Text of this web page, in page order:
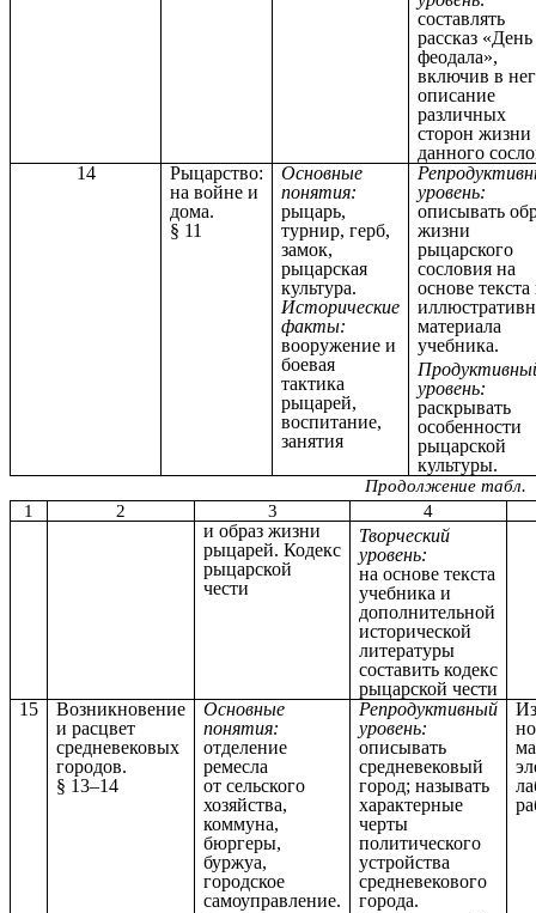
составлять
рассказ «День
феодала»,
включив в
описание
различных
сторон жизни
данного
14
Рыцарство:
на войне и
дома.
§ 11
Основные
понятия:
рыцарь,
турнир, герб,
замок,
рыцарская
культура.
Исторические
факты:
вооружение и
боевая
тактика
рыцарей,
воспитание,
занятия
уровень:
описывать
жизни
рыцарского
сословия на
основе текста
материала
учебника.
уровень:
раскрывать
особенности
рыцарской
культуры.
Продолжение табл.
1
2 3 4
и образ жизни
рыцарей. Кодекс
рыцарской
чести
Творческий
уровень:
на основе текста
учебника и
дополнительной
исторической
литературы
составить кодекс
рыцарской чести
15
Возникновение
и расцвет
средневековых
городов.
§ 13–14
Основные
понятия:
отделение
ремесла
от сельского
хозяйства,
коммуна,
бюргеры,
буржуа,
городское
самоуправление.
Репродуктивный
уровень:
описывать
средневековый
город; называть
характерные
черты
политического
устройства
средневекового
города.